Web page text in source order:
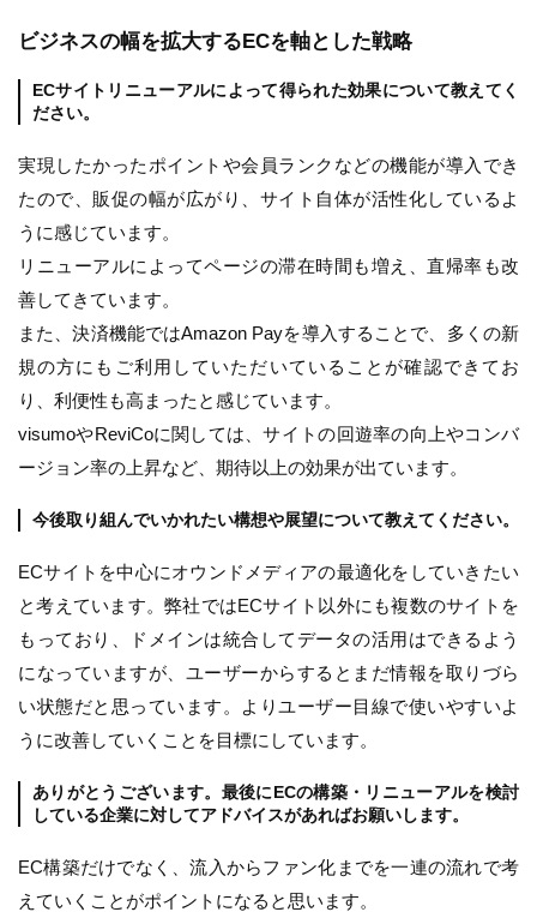
ビジネスの幅を拡大するECを軸とした戦略
ECサイトリニューアルによって得られた効果について教えてく
ださい。
実現したかったポイントや会員ランクなどの機能が導入でき
たので、販促の幅が広がり、サイト自体が活性化しているよ
うに感じています。
リニューアルによってページの滞在時間も増え、直帰率も改
善してきています。
また、決済機能ではAmazon Payを導入することで、多くの新
規の方にもご利用していただいていることが確認できてお
り、利便性も高まったと感じています。
visumoやReviCoに関しては、サイトの回遊率の向上やコンバ
ージョン率の上昇など、期待以上の効果が出ています。
今後取り組んでいかれたい構想や展望について教えてください。
ECサイトを中心にオウンドメディアの最適化をしていきたい
と考えています。弊社ではECサイト以外にも複数のサイトを
もっており、ドメインは統合してデータの活用はできるよう
になっていますが、ユーザーからするとまだ情報を取りづら
い状態だと思っています。よりユーザー目線で使いやすいよ
うに改善していくことを目標にしています。
ありがとうございます。最後にECの構築・リニューアルを検討
している企業に対してアドバイスがあればお願いします。
EC構築だけでなく、流入からファン化までを一連の流れで考
えていくことがポイントになると思います。